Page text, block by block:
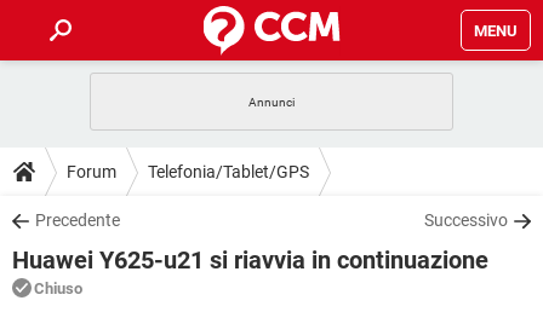
MENU
INTRATTENIMENTO ANDROID
iOS
INSTAGRAM WHATSAPP
TIKTOK
GUIDE
COVID-19 GAMING
iOS
DOWNLOAD
COVID-19 GAMING
INTRATTENIMENTO
FORUM
Forum Telefonia/Tablet/GPS
Precedente Successivo
Huawei Y625-u21 si riavvia in continuazione
Chiuso